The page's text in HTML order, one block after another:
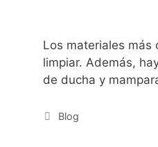
Los materiales más
limpiar. Además,
de ducha y
Blog